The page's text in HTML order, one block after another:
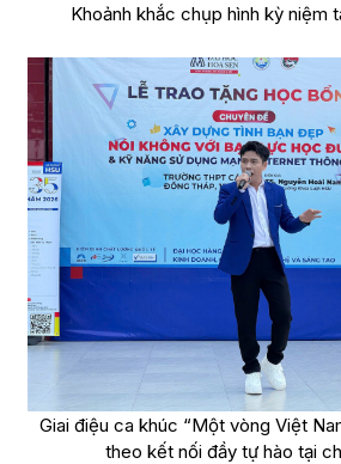
Khoảnh khắc chụp hình kỳ niệm
Giai điệu ca khúc “Một vòng Việt
theo kết nối đầy tự hào tại